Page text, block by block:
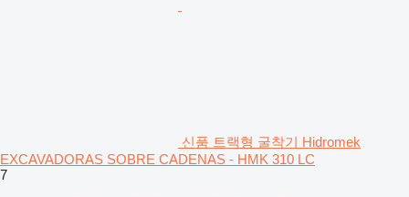
신품 트랙형 굴착기 Hidromek
EXCAVADORAS SOBRE CADENAS - HMK 310 LC
7